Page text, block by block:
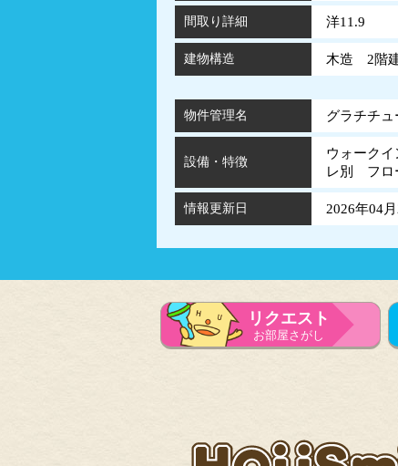
間取り詳細 洋11.9
建物構造 木造 2階
物件管理名 グラチチ
設備・特徴
ウォーク
レ別 フ
情報更新日 2026年04
リクエスト
お部屋さがし